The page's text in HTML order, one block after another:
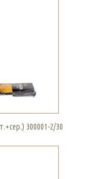
300001-2/30